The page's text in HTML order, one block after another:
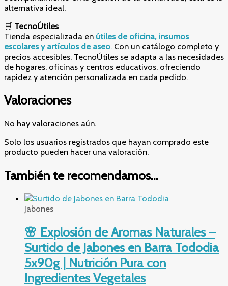
alternativa ideal.
🛒 TecnoÚtiles
Tienda especializada en útiles de oficina, insumos
escolares y artículos de aseo. Con un catálogo completo y
precios accesibles, TecnoÚtiles se adapta a las necesidades
de hogares, oficinas y centros educativos, ofreciendo
rapidez y atención personalizada en cada pedido.
Valoraciones
No hay valoraciones aún.
Solo los usuarios registrados que hayan comprado este
producto pueden hacer una valoración.
También te recomendamos…
Jabones
🌸 Explosión de Aromas Naturales –
Surtido de Jabones en Barra Tododia
5x90g | Nutrición Pura con
Ingredientes Vegetales